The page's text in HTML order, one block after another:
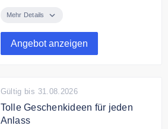
ausgewählte Artikel bis zu 50%
Mehr Details
Angebot anzeigen
Gültig bis 31.08.2026
Tolle Geschenkideen für jeden
Anlass